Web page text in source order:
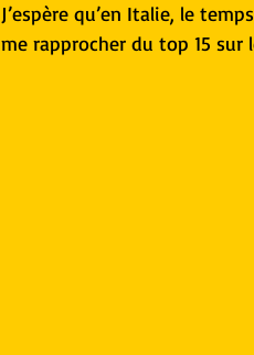
J’espère qu’en Italie, le
me rapprocher du top 15 sur